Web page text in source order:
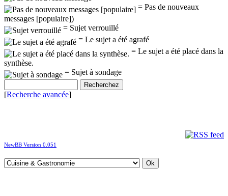
= Pas de nouveaux
messages [populaire])
= Sujet verrouillé
= Le sujet a été agrafé
= Le sujet a été placé dans la
synthèse.
= Sujet à sondage
[Recherche avancée]
NewBB Version 0.051